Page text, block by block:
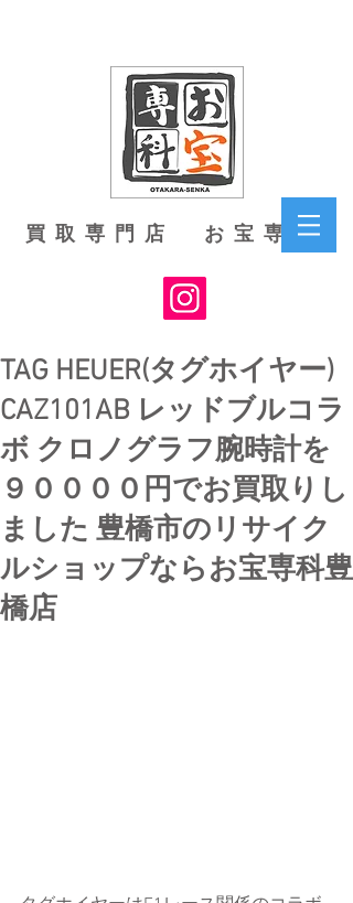
買取専門店 お宝専科
TAG HEUER(タグホイヤー)
CAZ101AB レッドブルコラ
ボ クロノグラフ腕時計を
９００００円でお買取りし
ました 豊橋市のリサイク
ルショップならお宝専科豊
橋店